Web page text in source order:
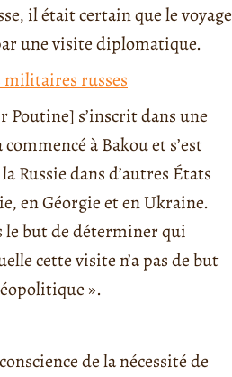
il était certain que le voyage
une visite diplomatique.
militaires russes
Poutine] s’inscrit dans une
à Bakou et s’est
Russie dans d’autres États
en Géorgie et en Ukraine.
le but de déterminer qui
cette visite n’a pas de but
».
de la nécessité de